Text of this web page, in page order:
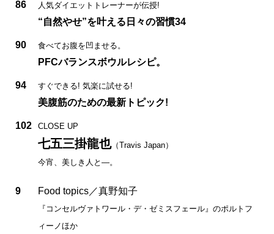
86 人気ダイエットトレーナーが伝授!
“自然やせ”を叶える日々の習慣34
90 食べてお腹を凹ませる。
PFCバランスボウルレシピ。
94 すぐできる! 気楽に試せる!
美腹筋のための最新トピック!
102 CLOSE UP
七五三掛龍也（Travis Japan）
今宵、美しき人と—。
9 Food topics／真野知子
『コンセルヴァトワール・デ・ゼミスフェール』のポルトフ
ィーノほか